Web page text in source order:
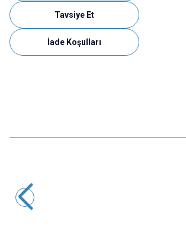
Tavsiye Et
İade Koşulları